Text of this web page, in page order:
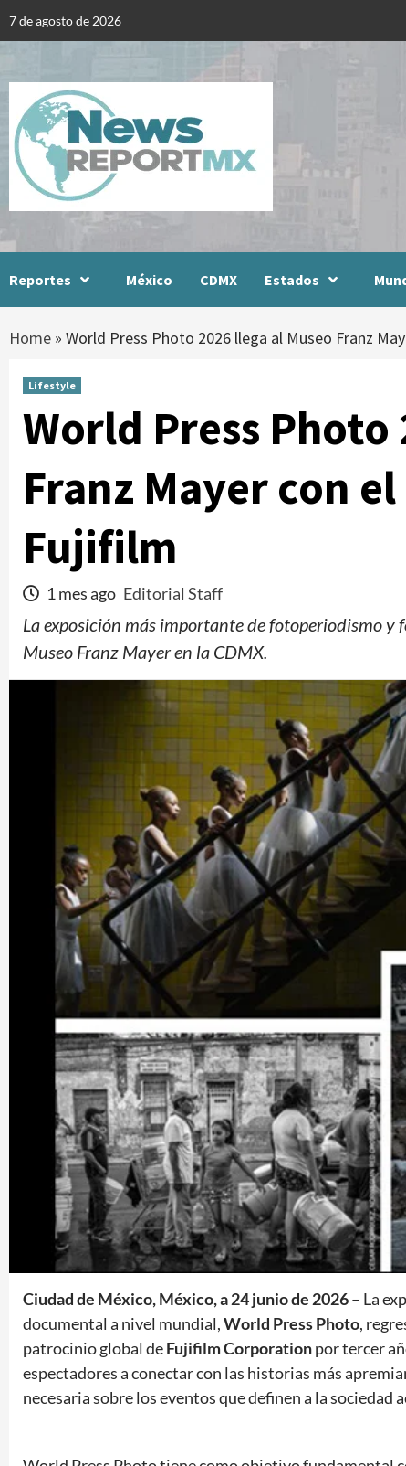
7 de agosto de 2026
Reportes México CDMX Estados
Home » World Press Photo 2026 llega al Museo Franz
Lifestyle
World Press Photo
Franz Mayer con
Fujifilm
1 mes ago Editorial Staff
La exposición más importante de fotoperiodismo
Museo Franz Mayer en la CDMX.
Ciudad de México, México, a 24 junio de 2026– La
documental a nivel mundial,World Press Photo,
patrocinio global deFujifilm Corporationpor tercer
espectadores a conectar con las historias más
necesaria sobre los eventos que definen a la sociedad